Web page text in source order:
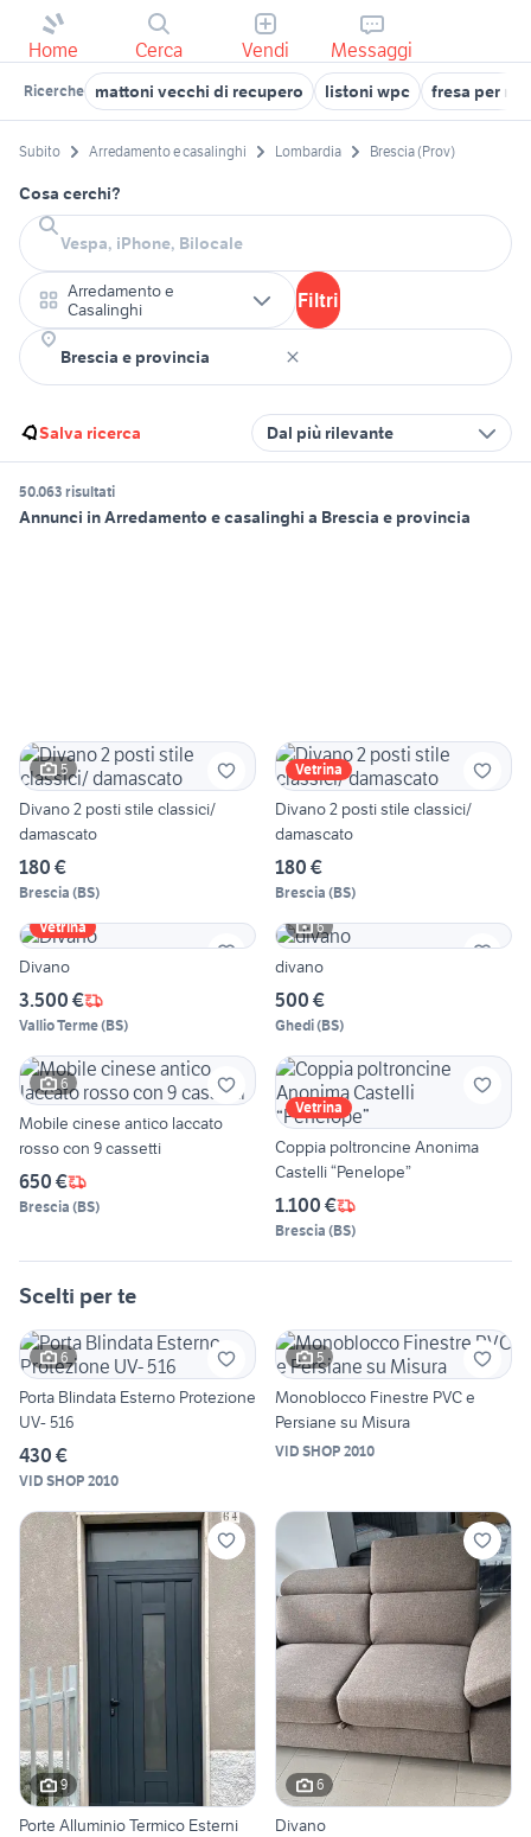
Home Cerca Vendi Messaggi
Ricerche mattoni vecchi di recupero listoni wpc fresa per
Subito Arredamento e casalinghi Lombardia Brescia (Prov)
Cosa cerchi?
Arredamento e
Casalinghi
Filtri
Salva ricerca Dal più rilevante
50.063 risultati
Annunci in Arredamento e casalinghi a Brescia e provincia
5
Divano 2 posti stile classici/
damascato
180 €
Brescia (BS)
Vetrina
Divano 2 posti stile classici/
damascato
180 €
Brescia (BS)
Vetrina
Divano
3.500 €
Vallio Terme(BS)
6
divano
500 €
Ghedi(BS)
6
Mobile cinese antico laccato
rosso con 9 cassetti
650 €
Brescia (BS)
Vetrina
Coppia poltroncine Anonima
Castelli “Penelope”
1.100 €
Brescia (BS)
Scelti per te
6
Porta Blindata Esterno Protezione
UV- 516
430 €
VID SHOP 2010
5
Monoblocco Finestre PVC e
Persiane su Misura
VID SHOP 2010
9
Porte Alluminio Termico Esterni
6
Divano